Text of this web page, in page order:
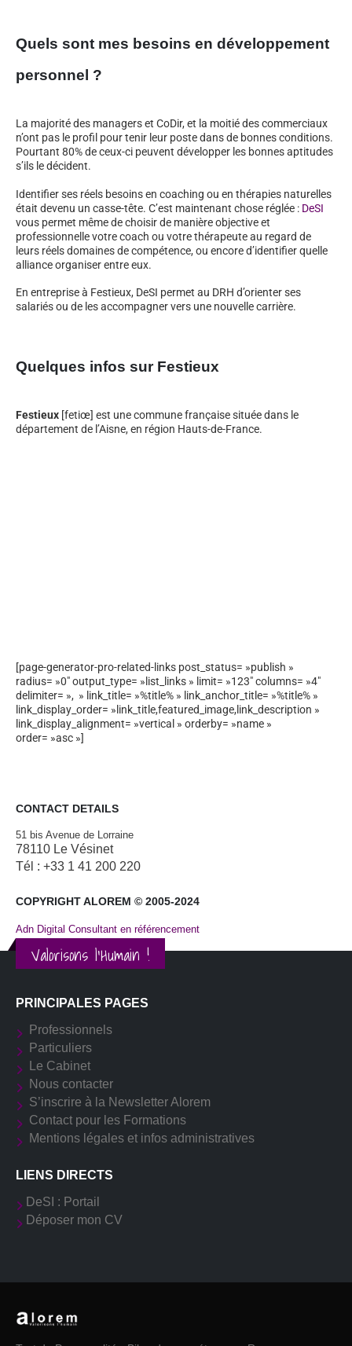
Quels sont mes besoins en développement
personnel ?
La majorité des managers et CoDir, et la moitié des commerciaux
n’ont pas le profil pour tenir leur poste dans de bonnes conditions.
Pourtant 80% de ceux-ci peuvent développer les bonnes aptitudes
s’ils le décident.
Identifier ses réels besoins en coaching ou en thérapies naturelles
était devenu un casse-tête. C’est maintenant chose réglée : DeSI
vous permet même de choisir de manière objective et
professionnelle votre coach ou votre thérapeute au regard de
leurs réels domaines de compétence, ou encore d’identifier quelle
alliance organiser entre eux.
En entreprise à Festieux, DeSI permet au DRH d’orienter ses
salariés ou de les accompagner vers une nouvelle carrière.
Quelques infos sur Festieux
Festieux [fetiœ] est une commune française située dans le
département de l’Aisne, en région Hauts-de-France.
[page-generator-pro-related-links post_status= »publish »
radius= »0″ output_type= »list_links » limit= »123″ columns= »4″
delimiter= », » link_title= »%title% » link_anchor_title= »%title% »
link_display_order= »link_title,featured_image,link_description »
link_display_alignment= »vertical » orderby= »name »
order= »asc »]
CONTACT DETAILS
51 bis Avenue de Lorraine
78110 Le Vésinet
Tél : +33 1 41 200 220
COPYRIGHT ALOREM © 2005-2024
Adn Digital Consultant en référencement
Valorisons l'Humain !
PRINCIPALES PAGES
Professionnels
Particuliers
Le Cabinet
Nous contacter
S’inscrire à la Newsletter Alorem
Contact pour les Formations
Mentions légales et infos administratives
LIENS DIRECTS
DeSI : Portail
Déposer mon CV